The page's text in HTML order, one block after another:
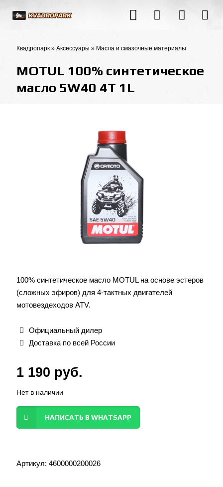
Квадропарк » Аксессуары » Масла и смазочные материалы
MOTUL 100% синтетическое
масло 5W40 4T 1L
100% синтетическое масло MOTUL на основе эстеров
(сложных эфиров) для 4-тактных двигателей
мотовездеходов ATV.
Официальный дилер
Доставка по всей России
1 190 руб.
Нет в наличии
НАПИСАТЬ В WHATSAPP
Артикул: 4600000200026